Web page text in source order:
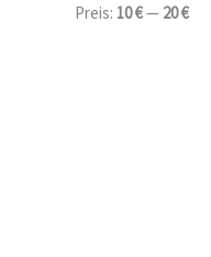
ia
Preis: 10 €— 20 €